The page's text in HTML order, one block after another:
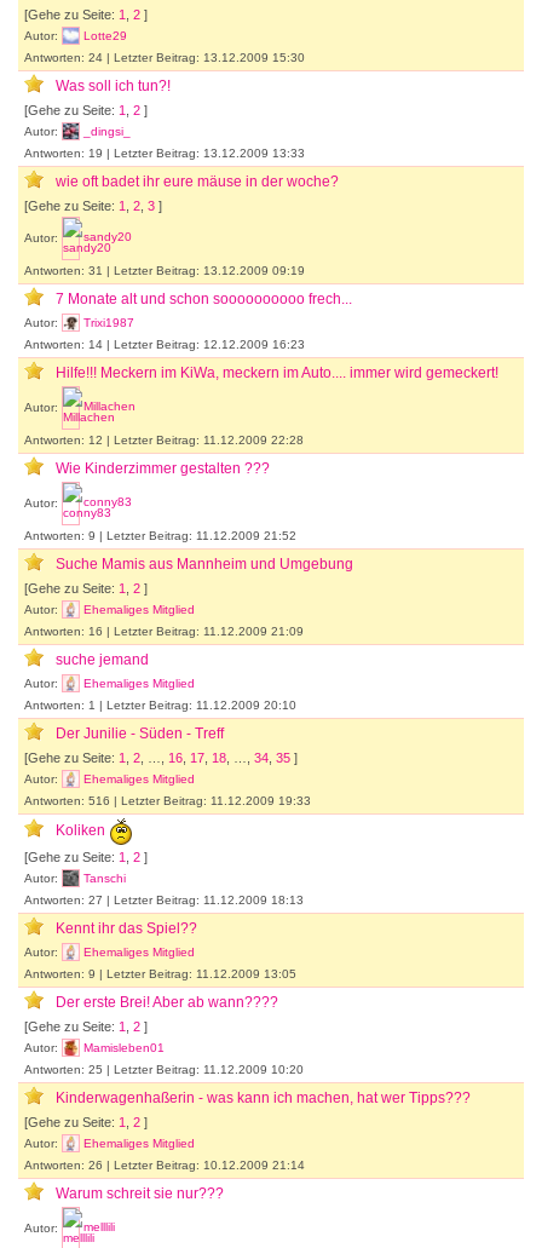
[Gehe zu Seite: 1 2 ]
Autor:
Lotte29
Antworten: 24 | Letzter Beitrag: 13.12.2009 15:30
Was soll ich tun?!
[Gehe zu Seite: 1 2 ]
Autor:
_dingsi_
Antworten: 19 | Letzter Beitrag: 13.12.2009 13:33
wie oft badet ihr eure mäuse in der woche?
[Gehe zu Seite: 1 2 3 ]
Autor: sandy20
Antworten: 31 | Letzter Beitrag: 13.12.2009 09:19
7 Monate alt und schon soooooooooo frech...
Autor:
Trixi1987
Antworten: 14 | Letzter Beitrag: 12.12.2009 16:23
Hilfe!!! Meckern im KiWa, meckern im Auto.... immer wird gemeckert!
Autor: Millachen
Antworten: 12 | Letzter Beitrag: 11.12.2009 22:28
Wie Kinderzimmer gestalten ???
Autor: conny83
Antworten: 9 | Letzter Beitrag: 11.12.2009 21:52
Suche Mamis aus Mannheim und Umgebung
[Gehe zu Seite: 1 2 ]
Autor:
Ehemaliges Mitglied
Antworten: 16 | Letzter Beitrag: 11.12.2009 21:09
suche jemand
Autor:
Ehemaliges Mitglied
Antworten: 1 | Letzter Beitrag: 11.12.2009 20:10
Der Junilie - Süden - Treff
[Gehe zu Seite: 1 2 16 17 18 34 35 ]
Autor:
Ehemaliges Mitglied
Antworten: 516 | Letzter Beitrag: 11.12.2009 19:33
Koliken
[Gehe zu Seite: 1 2 ]
Autor:
Tanschi
Antworten: 27 | Letzter Beitrag: 11.12.2009 18:13
Kennt ihr das Spiel??
Autor:
Ehemaliges Mitglied
Antworten: 9 | Letzter Beitrag: 11.12.2009 13:05
Der erste Brei! Aber ab wann????
[Gehe zu Seite: 1 2 ]
Autor:
Mamisleben01
Antworten: 25 | Letzter Beitrag: 11.12.2009 10:20
Kinderwagenhaßerin - was kann ich machen, hat wer Tipps???
[Gehe zu Seite: 1 2 ]
Autor:
Ehemaliges Mitglied
Antworten: 26 | Letzter Beitrag: 10.12.2009 21:14
Warum schreit sie nur???
Autor: melllili